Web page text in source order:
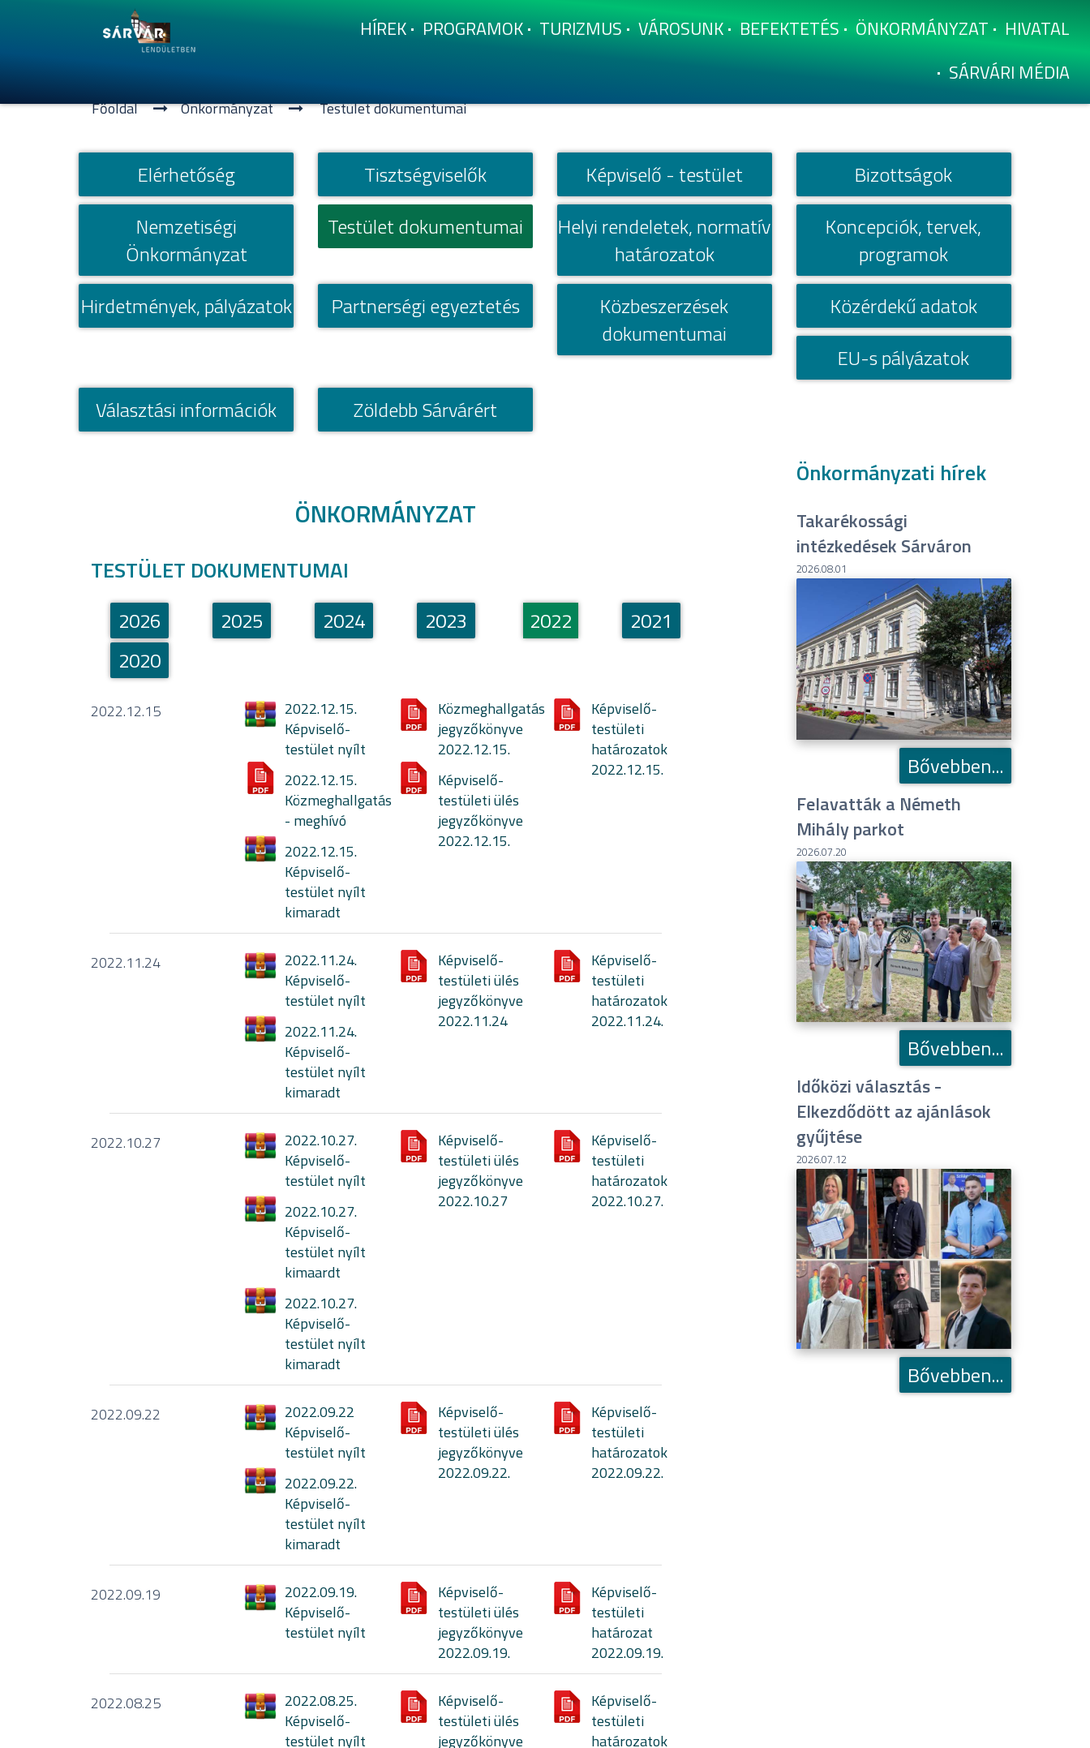
HÍ­REK PROGRAMOK TURIZMUS VÁROSUNK BEFEKTETÉS ÖNKORMÁNYZAT
HIVATAL
SÁRVÁRI MÉDIA
Főoldal Önkormányzat Testület dokumentumai
Elérhetőség Tisztségviselők Képviselő - testület
Bizottságok
Nemzetiségi
Önkormányzat
Testület dokumentumai
Helyi rendeletek, normatí­v
határozatok
Koncepciók, tervek,
programok
Hirdetmények, pályázatok
Partnerségi egyeztetés
Közbeszerzések
dokumentumai
Közérdekű adatok
EU-s pályázatok
Választási információk
Zöldebb Sárvárért
ÖNKORMÁNYZAT
TESTÜLET DOKUMENTUMAI
2026 2025 2024 2023 2022
2021
2020
2022.12.15
2022.12.15.
Képviselő-
testület nyílt
2022.12.15.
Közmeghallgatás
- meghívó
2022.12.15.
Képviselő-
testület nyílt
kimaradt
Közmeghallgatás
jegyzőkönyve
2022.12.15.
Képviselő-
testületi ülés
jegyzőkönyve
2022.12.15.
Képviselő-
testületi
határozatok
2022.12.15.
2022.11.24
2022.11.24.
Képviselő-
testület nyílt
2022.11.24.
Képviselő-
testület nyílt
kimaradt
Képviselő-
testületi ülés
jegyzőkönyve
2022.11.24
Képviselő-
testületi
határozatok
2022.11.24.
2022.10.27
2022.10.27.
Képviselő-
testület nyílt
2022.10.27.
Képviselő-
testület nyílt
kimaardt
2022.10.27.
Képviselő-
testület nyílt
kimaradt
Képviselő-
testületi ülés
jegyzőkönyve
2022.10.27
Képviselő-
testületi
határozatok
2022.10.27.
2022.09.22
2022.09.22
Képviselő-
testület nyílt
2022.09.22.
Képviselő-
testület nyílt
kimaradt
Képviselő-
testületi ülés
jegyzőkönyve
2022.09.22.
Képviselő-
testületi
határozatok
2022.09.22.
2022.09.19
2022.09.19.
Képviselő-
testület nyílt
Képviselő-
testületi ülés
jegyzőkönyve
2022.09.19.
Képviselő-
testületi
határozat
2022.09.19.
2022.08.25
2022.08.25.
Képviselő-
testület nyílt
Képviselő-
testületi ülés
jegyzőkönyve
Képviselő-
testületi
határozatok
Önkormányzati hírek
Takarékossági
intézkedések Sárváron
2026.08.01
Bővebben...
Felavatták a Németh
Mihály parkot
2026.07.20
Bővebben...
Időközi választás -
Elkezdődött az ajánlások
gyűjtése
2026.07.12
Bővebben...